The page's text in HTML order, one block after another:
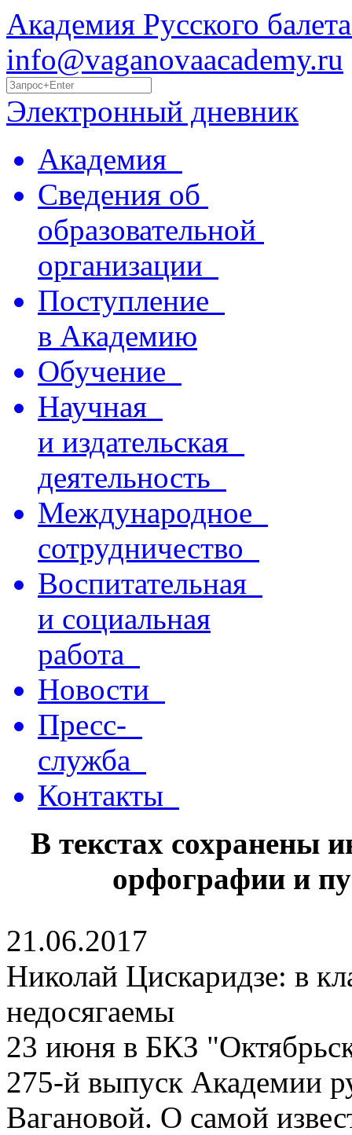
Академия Русского
info@vaganovaacademy.ru
Электронный дневник
Академия
Сведения об
образовательной
организации
Поступление
в Академию
Обучение
Научная
и издательская
деятельность
Международное
сотрудничество
Воспитательная
и социальная
работа
Новости
Пресс-
служба
Контакты
В текстах сохранены
орфографии и
21.06.2017
Николай Цискаридзе: в
недосягаемы
23 июня в БКЗ
275-й выпуск Академии
Вагановой. О самой